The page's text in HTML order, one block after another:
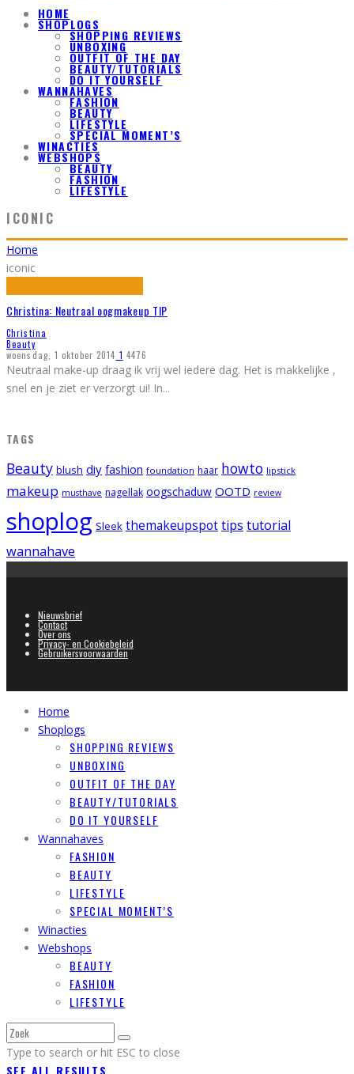
HOME
SHOPLOGS
SHOPPING REVIEWS
UNBOXING
OUTFIT OF THE DAY
BEAUTY/TUTORIALS
DO IT YOURSELF
WANNAHAVES
FASHION
BEAUTY
LIFESTYLE
SPECIAL MOMENT’S
WINACTIES
WEBSHOPS
BEAUTY
FASHION
LIFESTYLE
ICONIC
Home
iconic
Christina: Neutraal oogmakeup TIP
Christina
Beauty
woensdag, 1 oktober 2014 1 4476
Neutraal make-up draag ik vrij wel iedere dag. Het is makkelijke ,
snel en je ziet er verzorgt ui! In...
TAGS
Beauty blush diy fashion foundation haar howto lipstick
makeup musthave nagellak oogschaduw OOTD review
shoplog Sleek themakeupspottips tutorial
wannahave
Nieuwsbrief
Contact
Over ons
Privacy- en Cookiebeleid
Gebruikersvoorwaarden
Home
Shoplogs
SHOPPING REVIEWS
UNBOXING
OUTFIT OF THE DAY
BEAUTY/TUTORIALS
DO IT YOURSELF
Wannahaves
FASHION
BEAUTY
LIFESTYLE
SPECIAL MOMENT’S
Winacties
Webshops
BEAUTY
FASHION
LIFESTYLE
Type to search or hit ESC to close
SEE ALL RESULTS